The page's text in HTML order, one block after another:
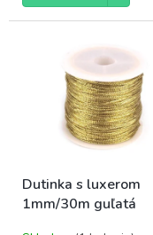
Dutinka s luxerom
1mm/30m guľatá